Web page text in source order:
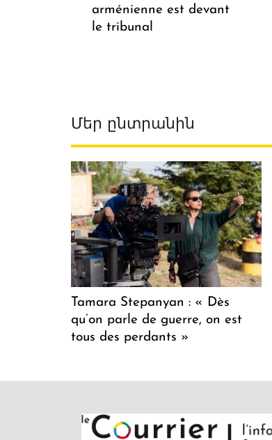
arménienne est devant
le tribunal
Մեր ընտրանին
Tamara Stepanyan : « Dès
qu’on parle de guerre, on est
tous des perdants »